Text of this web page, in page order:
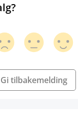
Gi tilbakemelding